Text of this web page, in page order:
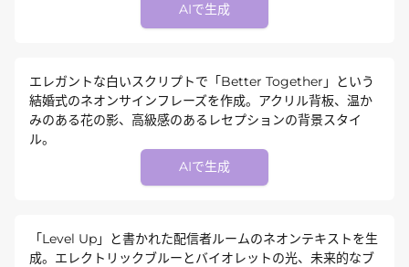
AIで生成
エレガントな白いスクリプトで「Better Together」という
結婚式のネオンサインフレーズを作成。アクリル背板、温か
みのある花の影、高級感のあるレセプションの背景スタイ
ル。
AIで生成
「Level Up」と書かれた配信者ルームのネオンテキストを生
成。エレクトリックブルーとバイオレットの光、未来的なブ